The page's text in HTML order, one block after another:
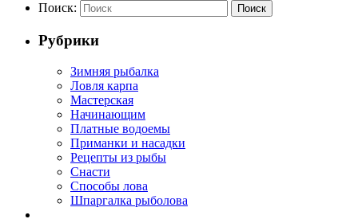
Поиск: Поиск
Рубрики
Зимняя рыбалка
Ловля карпа
Мастерская
Начинающим
Платные водоемы
Приманки и насадки
Рецепты из рыбы
Снасти
Способы лова
Шпаргалка рыболова